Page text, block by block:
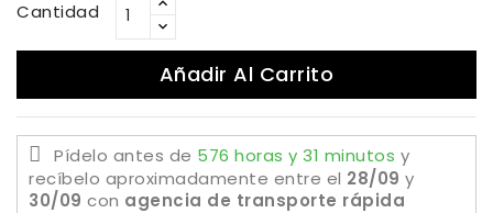
Cantidad
Añadir Al Carrito
Pídelo antes de 576 horas y 31 minutos y
recíbelo aproximadamente entre el 28/09 y
30/09 con agencia de transporte rápida